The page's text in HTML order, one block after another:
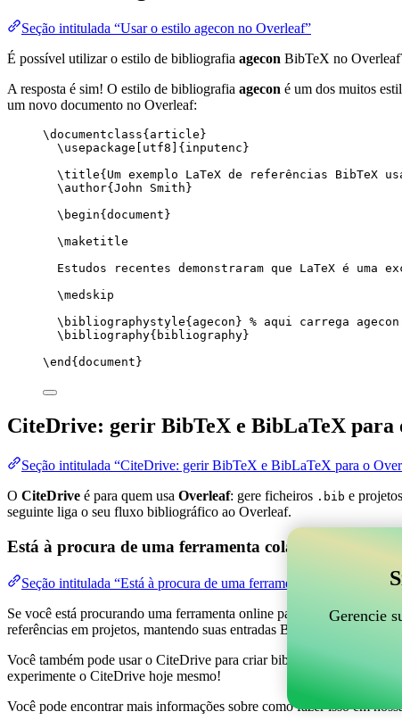
Seção intitulada “Usar o estilo agecon no Overleaf”
É possível utilizar o estilo de bibliografia agecon BibTeX no
A resposta é sim! O estilo de bibliografia agecon é um dos muitos
um novo documento no Overleaf:
\documentclass{ article }
\usepackage
utf8 ]{ inputenc }
\title{Um exemplo LaTeX de referências
\author{John Smith}
\begin{ document }
\maketitle
Estudos recentes demonstraram que LaTeX é uma
\medskip
\bibliographystyle{agecon} % aqui carrega
\bibliography{bibliography}
\end { document }
CiteDrive: gerir BibTeX e BibLaTeX para
Seção intitulada “CiteDrive: gerir BibTeX e BibLaTeX para o
O CiteDrive é para quem usa Overleaf: gere ficheiros .bib e
seguinte liga o seu fluxo bibliográfico ao Overleaf.
Está à procura de uma ferramenta colaborativa
Seção intitulada “Está à procura de uma ferramenta colaborativa
Se você está procurando uma ferramenta online para ajudar a
referências em projetos, mantendo suas entradas BibTeX atualizadas
Você também pode usar o CiteDrive para criar bibliografias e
experimente o CiteDrive hoje mesmo!
Você pode encontrar mais informações sobre como fazer isso em
Gerencie